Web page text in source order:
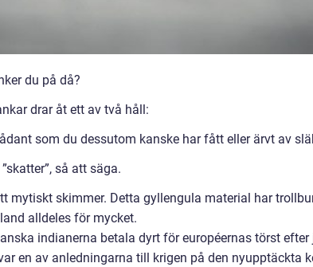
du på då?
drar åt ett av två håll:
som du dessutom kanske har fått eller ärvt av
så att säga.
mytiskt skimmer. Detta gyllengula material har
alldeles för mycket.
indianerna betala dyrt för européernas törst
en av anledningarna till krigen på den nyupptäckta